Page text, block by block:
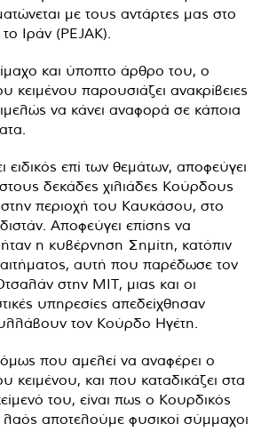
με τους αντάρτες μας στο
Ιράν (PEJAK).
και ύποπτο άρθρο του, ο
κειμένου παρουσιάζει ανακρίβειες
να κάνει αναφορά σε κάποια
ειδικός επί των θεμάτων, αποφεύγει
δεκάδες χιλιάδες Κούρδους
περιοχή του Καυκάσου, στο
Αποφεύγει επίσης να
η κυβέρνηση Σημίτη, κατόπιν
αυτή που παρέδωσε τον
στην ΜΙΤ, μιας και οι
υπηρεσίες απεδείχθησαν
τον Κούρδο Ηγέτη.
που αμελεί να αναφέρει ο
κειμένου, και που καταδικάζει στα
του, είναι πως ο Κουρδικός
λαός αποτελούμε φυσικοί σύμμαχοι